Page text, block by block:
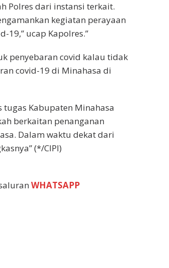
Polres dari instansi terkait.
kegiatan perayaan
19,” ucap Kapolres.”
penyebaran covid kalau tidak
covid-19 di Minahasa di
Kabupaten Minahasa
berkaitan penanganan
Dalam waktu dekat dari
(*/CIPI)
WHATSAPP